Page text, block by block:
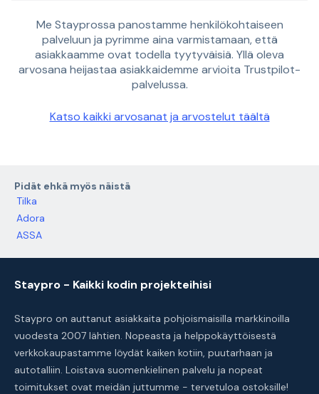
Me Stayprossa panostamme henkilökohtaiseen
palveluun ja pyrimme aina varmistamaan, että
asiakkaamme ovat todella tyytyväisiä. Yllä oleva
arvosana heijastaa asiakkaidemme arvioita Trustpilot-
palvelussa.
Katso kaikki arvosanat ja arvostelut täältä
Pidät ehkä myös näistä
Tilka
Adora
ASSA
Staypro - Kaikki kodin projekteihisi
Staypro on auttanut asiakkaita pohjoismaisilla markkinoilla
vuodesta 2007 lähtien. Nopeasta ja helppokäyttöisestä
verkkokaupastamme löydät kaiken kotiin, puutarhaan ja
autotalliin. Loistava suomenkielinen palvelu ja nopeat
toimitukset ovat meidän juttumme - tervetuloa ostoksille!